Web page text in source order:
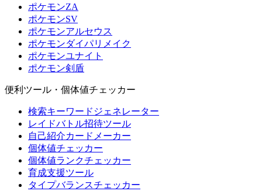
ポケモンZA
ポケモンSV
ポケモンアルセウス
ポケモンダイパリメイク
ポケモンユナイト
ポケモン剣盾
便利ツール・個体値チェッカー
検索キーワードジェネレーター
レイドバトル招待ツール
自己紹介カードメーカー
個体値チェッカー
個体値ランクチェッカー
育成支援ツール
タイプバランスチェッカー